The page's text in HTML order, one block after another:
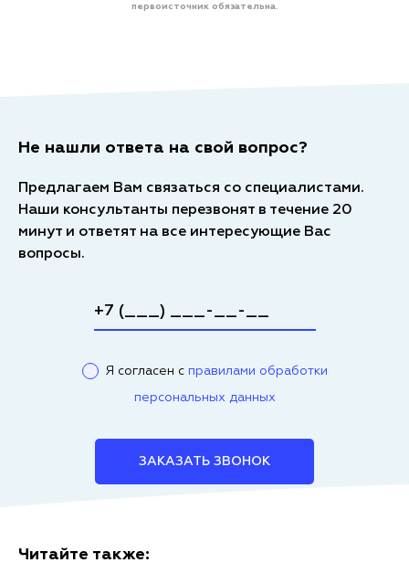
первоисточник обязательна.
Не нашли ответа на свой вопрос?
Предлагаем Вам связаться со специалистами.
Наши консультанты перезвонят в течение 20
минут и ответят на все интересующие Вас
вопросы.
Я согласен с правилами обработки
персональных данных
ЗАКАЗАТЬ ЗВОНОК
Читайте также: